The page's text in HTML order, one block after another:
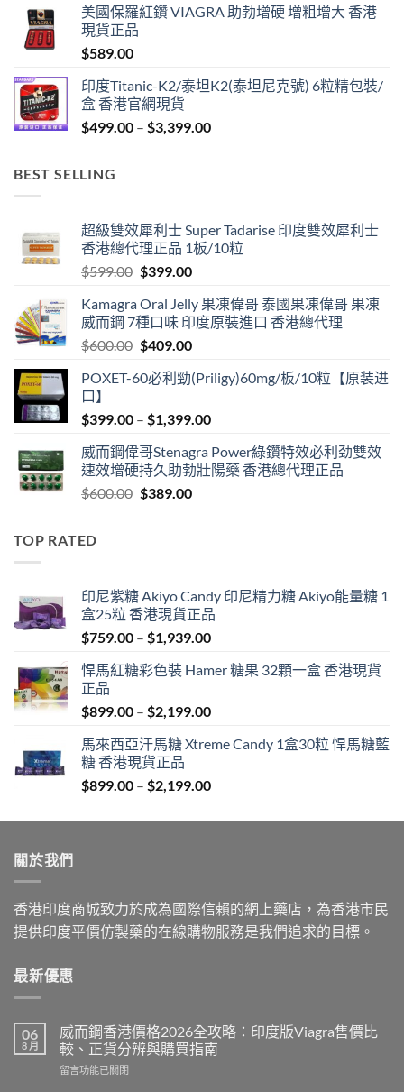
$429.00
美國保羅紅鑽 VIAGRA 助勃增硬 增粗增大 香港
現貨正品
$589.00
印度Titanic-K2/泰坦K2(泰坦尼克號) 6粒精包裝/
盒 香港官網現貨
$499.00 – $3,399.00Price
BEST SELLING
超級雙效犀利士 Super Tadarise 印度雙效犀利士
香港總代理正品 1板/10粒
$599.00 Original
was:
$599.00.
$399.00Current
is:
$399.00.
Kamagra Oral Jelly 果凍偉哥 泰國果凍偉哥 果凍
威而鋼 7種口味 印度原裝進口 香港總代理
$600.00 Original
was:
$409.00Current
is:
POXET-60必利勁(Priligy)60mg/板/10粒【原装进
口】
$399.00 – $1,399.00Price
$399.00
through
威而鋼偉哥Stenagra Power綠鑽特效必利劲雙效
速效增硬持久助勃壯陽藥 香港總代理正品
$600.00 Original
$389.00Current
TOP RATED
印尼紫糖 Akiyo Candy 印尼精力糖 Akiyo能量糖 1
盒25粒 香港現貨正品
$759.00 – $1,939.00Price
$759.00
$1,939.00
悍馬紅糖彩色裝 Hamer 糖果 32顆一盒 香港現貨
正品
$899.00 – $2,199.00Price
$899.00
$2,199.00
馬來西亞汗馬糖 Xtreme Candy 1盒30粒 悍馬糖藍
糖 香港現貨正品
$899.00 – $2,199.00Price
$899.00
關於我們
香港印度商城致力於成為國際信賴的網上藥店，為香港市民
提供印度平價仿製藥的在線購物服務是我們追求的目標。
最新優惠
06
8 月
威而鋼香港價格2026全攻略：印度版Viagra售價比
較、正貨分辨與購買指南
在
留言功能已關閉